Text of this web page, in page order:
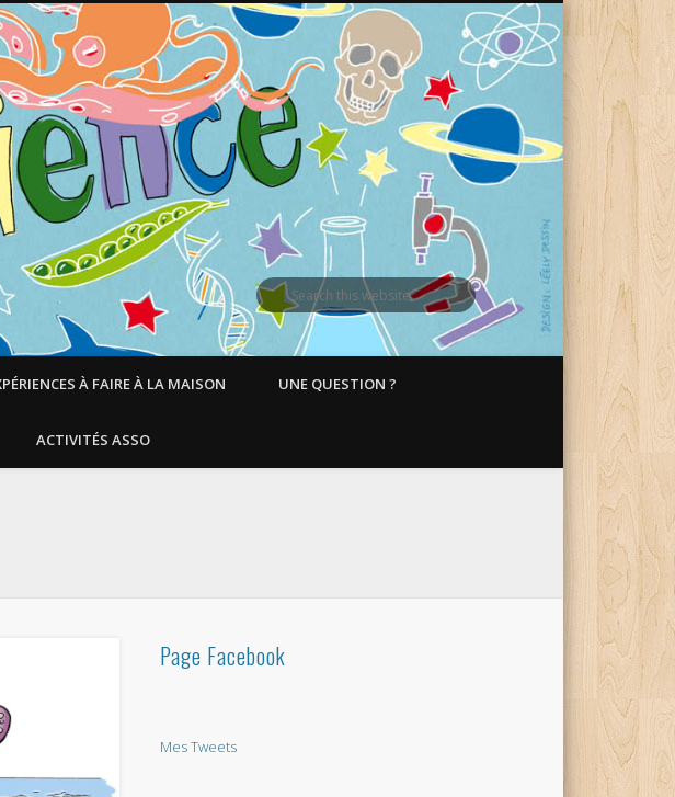
À FAIRE À LA MAISON UNE QUESTION ?
ACTIVITÉS ASSO
Page Facebook
Mes Tweets